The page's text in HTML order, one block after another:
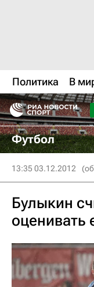
Политика В
Футбол
13:35 03.12.2012
Булыкин
оценивать